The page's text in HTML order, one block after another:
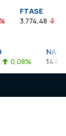
FTASE
3.774,48 -
0,08%